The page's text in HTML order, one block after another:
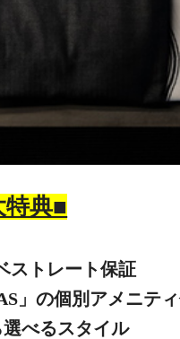
特典■
ストレート保証
」の個別アメニテ
べるスタイル